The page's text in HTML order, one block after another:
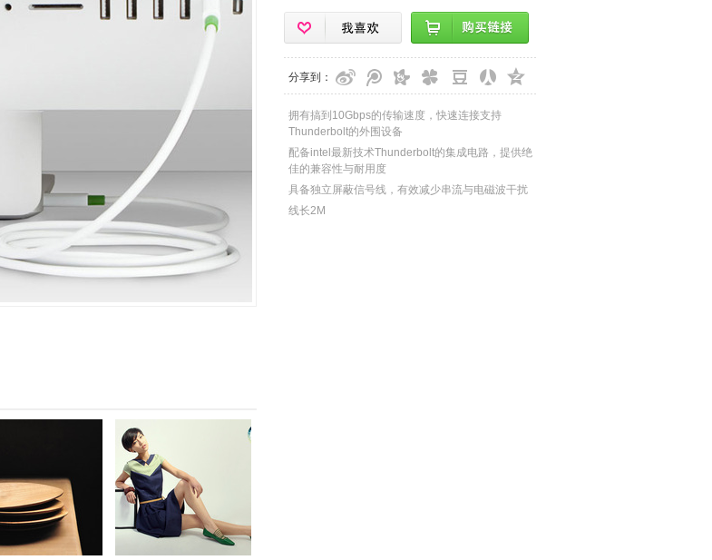
分享到：
拥有搞到10Gbps的传输速度，快速连接支持
Thunderbolt的外围设备
配备intel最新技术Thunderbolt的集成电路，提供绝
佳的兼容性与耐用度
具备独立屏蔽信号线，有效减少串流与电磁波干扰
线长2M